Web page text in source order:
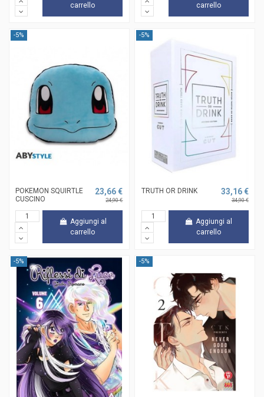
carrello
carrello
-5%
POKEMON SQUIRTLE
CUSCINO
23,66 €
24,90 €
Aggiungi al
carrello
-5%
TRUTH OR DRINK 33,16 €
34,90 €
Aggiungi al
carrello
-5% -5%